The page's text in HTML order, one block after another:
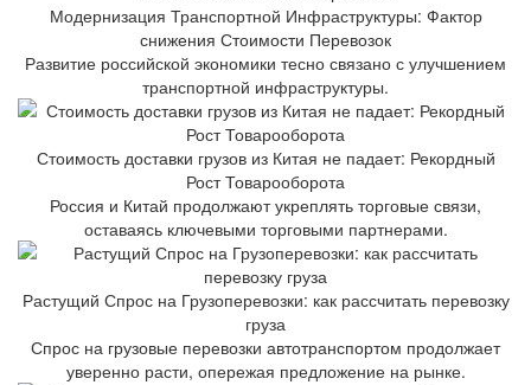
Модернизация Транспортной Инфраструктуры: Фактор
снижения Стоимости Перевозок
Развитие российской экономики тесно связано с улучшением
транспортной инфраструктуры.
Стоимость доставки грузов из Китая не падает: Рекордный
Рост Товарооборота
Россия и Китай продолжают укреплять торговые связи,
оставаясь ключевыми торговыми партнерами.
Растущий Спрос на Грузоперевозки: как рассчитать перевозку
груза
Спрос на грузовые перевозки автотранспортом продолжает
уверенно расти, опережая предложение на рынке.